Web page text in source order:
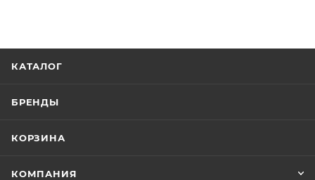
КАТАЛОГ
БРЕНДЫ
КОРЗИНА
КОМПАНИЯ